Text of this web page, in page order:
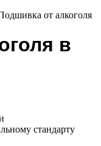
от алкоголя
в
стандарту